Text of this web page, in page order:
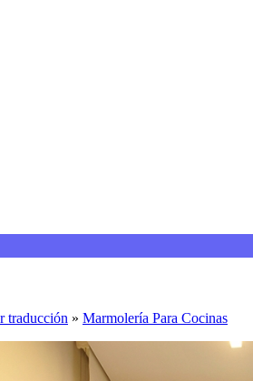
traducción » Marmolería Para Cocinas